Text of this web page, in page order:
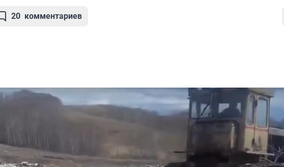
20 комментариев